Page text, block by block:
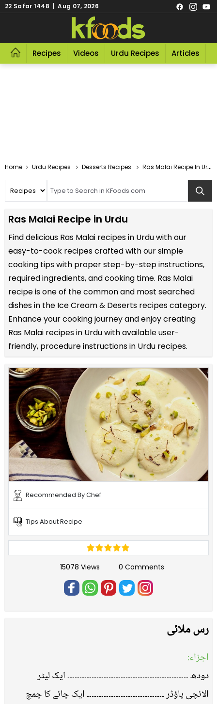
22 Safar 1448 | Aug 07, 2026
Recipes Videos Urdu Recipes Articles
Home Urdu Recipes Desserts Recipes Ras Malai Recipe In Urdu
Ras Malai Recipe in Urdu
Find delicious Ras Malai recipes in Urdu with our
easy-to-cook recipes crafted with our simple
cooking tips with proper step-by-step instructions,
required ingredients, and cooking time. Ras Malai
recipe is one of the common and most searched
dishes in the Ice Cream & Deserts recipes category.
Enhance your cooking journey and enjoy creating
Ras Malai recipes in Urdu with available user-
friendly, procedure instructions in Urdu recipes.
Recommended By Chef
Tips About Recipe
15078 Views 0 Comments
رس ملائی
اجزاء:
دودھ ۔۔۔۔۔۔۔۔۔۔۔۔۔۔۔۔۔۔۔۔۔۔۔۔۔۔۔۔۔۔۔۔۔۔۔۔۔۔۔۔۔۔۔۔۔۔۔۔۔۔ ایک لیٹر
الائچی پاؤڈر ۔۔۔۔۔۔۔۔۔۔۔۔۔۔۔۔۔۔۔۔۔۔۔۔۔۔۔۔۔۔۔۔ ایک چائے کا چمچ